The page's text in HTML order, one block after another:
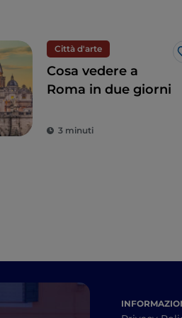
Città d'arte
Cosa vedere a
Roma in due giorni
3 minuti